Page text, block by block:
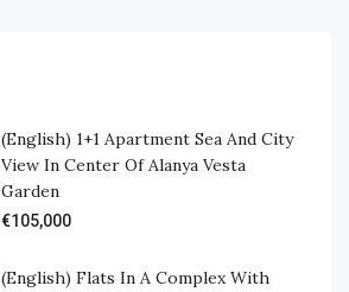
(English) 1+1 Apartment Sea And City
View In Center Of Alanya Vesta
Garden
€105,000
(English) Flats In A Complex With